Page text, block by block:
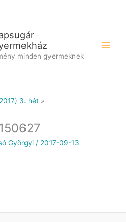
minden gyermeknek
3. hét
Györgyi / 2017-09-13